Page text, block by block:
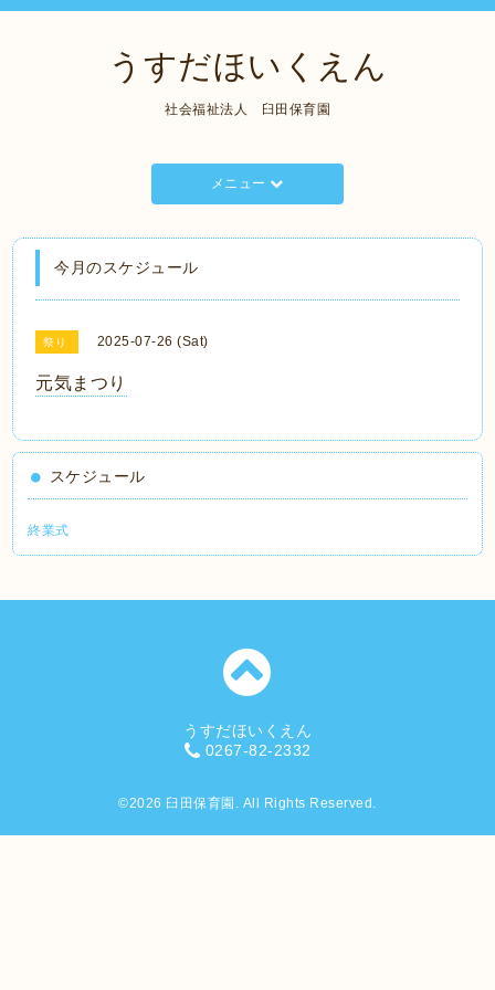
うすだほいくえん
社会福祉法人 臼田保育園
メニュー
今月のスケジュール
祭り 2025-07-26 (Sat)
元気まつり
スケジュール
終業式
うすだほいくえん
0267-82-2332
©2026 臼田保育園 . All Rights Reserved.